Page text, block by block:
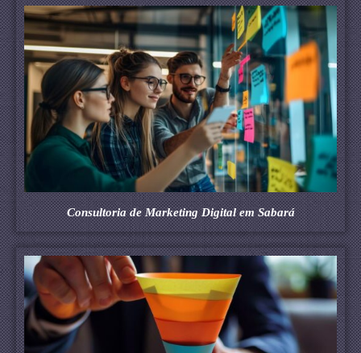
Consultoria de Marketing Digital em Sabará